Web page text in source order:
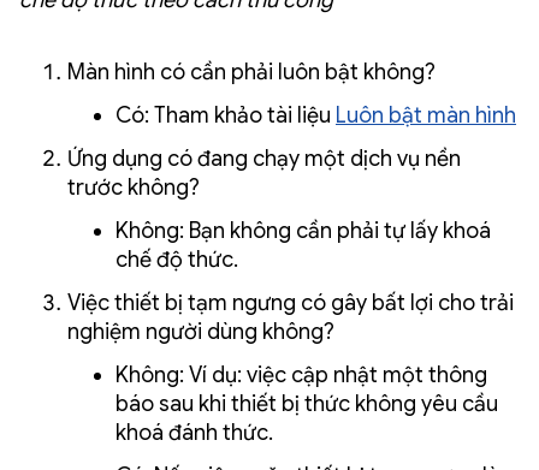
Màn hình có cần phải luôn bật không?
Có: Tham khảo tài liệu Luôn bật màn hình
Ứng dụng có đang chạy một dịch vụ nền
trước không?
Không: Bạn không cần phải tự lấy khoá
chế độ thức.
Việc thiết bị tạm ngưng có gây bất lợi cho trải
nghiệm người dùng không?
Không: Ví dụ: việc cập nhật một thông
báo sau khi thiết bị thức không yêu cầu
khoá đánh thức.